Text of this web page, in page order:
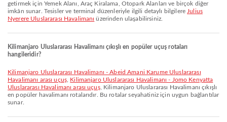
getirmek için Yemek Alanı, Araç Kiralama, Otopark Alanları ve birçok diğer
imkân sunar. Tesisler ve terminal düzenleriyle ilgili detaylı bilgilere Julius
Nyerere Uluslararası Havalimanı üzerinden ulaşabilirsiniz.
Kilimanjaro Uluslararası Havalimanı çıkışlı en popüler uçuş rotaları
hangileridir?
Kilimanjaro Uluslararası Havalimanı - Abeid Amani Karume Uluslararası
Havalimanı arası uçuş, Kilimanjaro Uluslararası Havalimanı - Jomo Kenyatta
Uluslararası Havalimanı arası uçuş, Kilimanjaro Uluslararası Havalimanı çıkışlı
en popüler havalimanı rotalarıdır. Bu rotalar seyahatiniz için uygun bağlantılar
sunar.